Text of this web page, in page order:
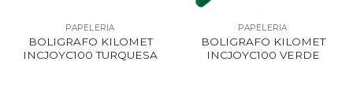
PAPELERIA
BOLIGRAFO KILOMET
INCJOYC100 TURQUESA
PAPELERIA
BOLIGRAFO KILOMET
INCJOYC100 VERDE